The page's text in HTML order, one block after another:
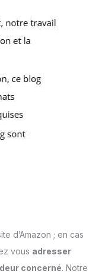
d’Amazon ; en cas
vous adresser
concerné. Notre